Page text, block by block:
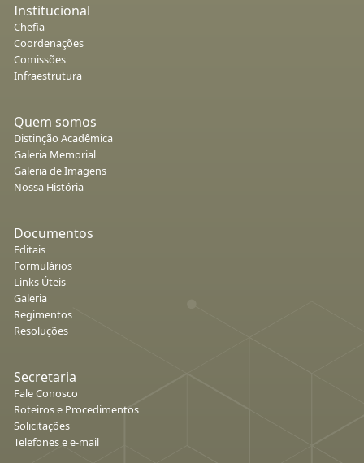
Institucional
Chefia
Coordenações
Comissões
Infraestrutura
Quem somos
Distinção Acadêmica
Galeria Memorial
Galeria de Imagens
Nossa História
Documentos
Editais
Formulários
Links Úteis
Galeria
Regimentos
Resoluções
Secretaria
Fale Conosco
Roteiros e Procedimentos
Solicitações
Telefones e e-mail